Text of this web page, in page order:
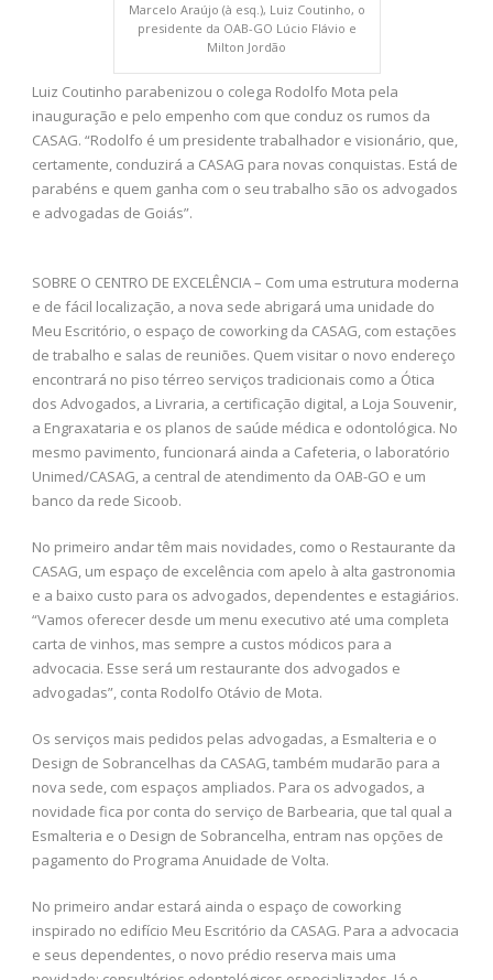
Marcelo Araújo (à esq.), Luiz Coutinho, o
presidente da OAB-GO Lúcio Flávio e
Milton Jordão
Luiz Coutinho parabenizou o colega Rodolfo Mota pela
inauguração e pelo empenho com que conduz os rumos da
CASAG. “Rodolfo é um presidente trabalhador e visionário, que,
certamente, conduzirá a CASAG para novas conquistas. Está de
parabéns e quem ganha com o seu trabalho são os advogados
e advogadas de Goiás”.
SOBRE O CENTRO DE EXCELÊNCIA – Com uma estrutura moderna
e de fácil localização, a nova sede abrigará uma unidade do
Meu Escritório, o espaço de coworking da CASAG, com estações
de trabalho e salas de reuniões. Quem visitar o novo endereço
encontrará no piso térreo serviços tradicionais como a Ótica
dos Advogados, a Livraria, a certificação digital, a Loja Souvenir,
a Engraxataria e os planos de saúde médica e odontológica. No
mesmo pavimento, funcionará ainda a Cafeteria, o laboratório
Unimed/CASAG, a central de atendimento da OAB-GO e um
banco da rede Sicoob.
No primeiro andar têm mais novidades, como o Restaurante da
CASAG, um espaço de excelência com apelo à alta gastronomia
e a baixo custo para os advogados, dependentes e estagiários.
“Vamos oferecer desde um menu executivo até uma completa
carta de vinhos, mas sempre a custos módicos para a
advocacia. Esse será um restaurante dos advogados e
advogadas”, conta Rodolfo Otávio de Mota.
Os serviços mais pedidos pelas advogadas, a Esmalteria e o
Design de Sobrancelhas da CASAG, também mudarão para a
nova sede, com espaços ampliados. Para os advogados, a
novidade fica por conta do serviço de Barbearia, que tal qual a
Esmalteria e o Design de Sobrancelha, entram nas opções de
pagamento do Programa Anuidade de Volta.
No primeiro andar estará ainda o espaço de coworking
inspirado no edifício Meu Escritório da CASAG. Para a advocacia
e seus dependentes, o novo prédio reserva mais uma